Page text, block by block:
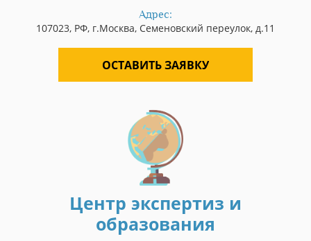
Центр экспертиз и
образования
Адрес:
107023, РФ, г.Москва, Семеновский переулок, д.11
ОСТАВИТЬ ЗАЯВКУ